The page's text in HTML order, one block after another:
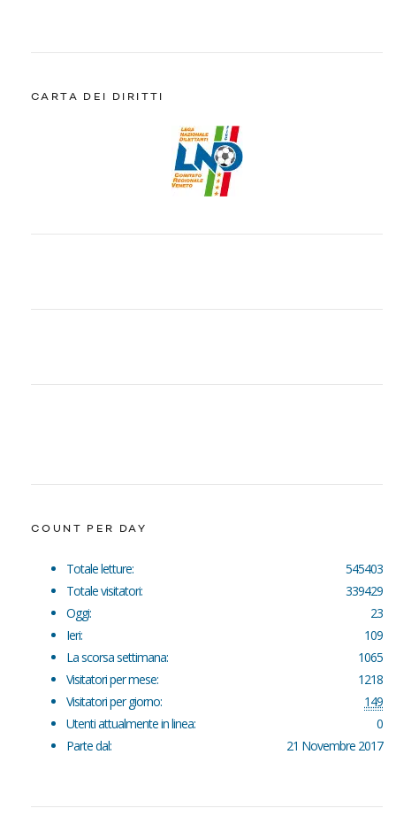
CARTA DEI DIRITTI
COUNT PER DAY
545403
Totale letture:
339429
Totale visitatori:
23
Oggi:
109
Ieri:
1065
La scorsa settimana:
1218
Visitatori per mese:
149
Visitatori per giorno:
0
Utenti attualmente in linea:
21 Novembre 2017
Parte dal: